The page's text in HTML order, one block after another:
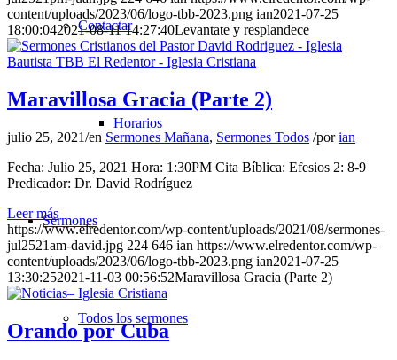
Contactar
Horarios
Sermones
Todos los sermones
content/uploads/2023/06/logo-tbb-2023.png ian2021-07-25
18:00:042021-08-11 14:27:40Levantate y resplandece
Maravillosa Gracia (Parte 2)
julio 25, 2021/en Sermones Mañana, Sermones Todos /porian
Fecha: Julio 25, 2021 Hora: 1:30PM Cita Bíblica: Efesios 2: 8-9
Predicador: Dr. David Rodríguez
Leer más
https://www.elredentor.com/wp-content/uploads/2021/08/sermones-
jul2521am-david.jpg 224 646 ian https://www.elredentor.com/wp-
content/uploads/2023/06/logo-tbb-2023.png ian2021-07-25
13:30:252021-11-03 00:56:52Maravillosa Gracia (Parte 2)
Orando por Cuba